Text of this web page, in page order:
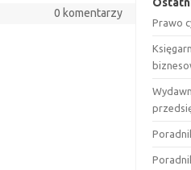
0 komentarzy
Prawo